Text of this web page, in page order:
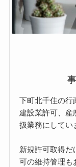
下町北千住の行
建設業許可、産
扱業務にしてい
新規許可取得だ
可の維持管理も